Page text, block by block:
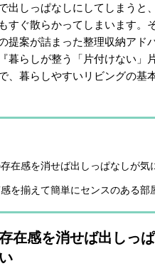
出しっぱなしにしてしまうと
すぐ散らかってしまいます。
提案が詰まった整理収納アド
暮らしが整う「片付けない」
、暮らしやすいリビングの基
在感を消せば出しっぱなしが気
を揃えて簡単にセンスのある部
在感を消せば出しっ